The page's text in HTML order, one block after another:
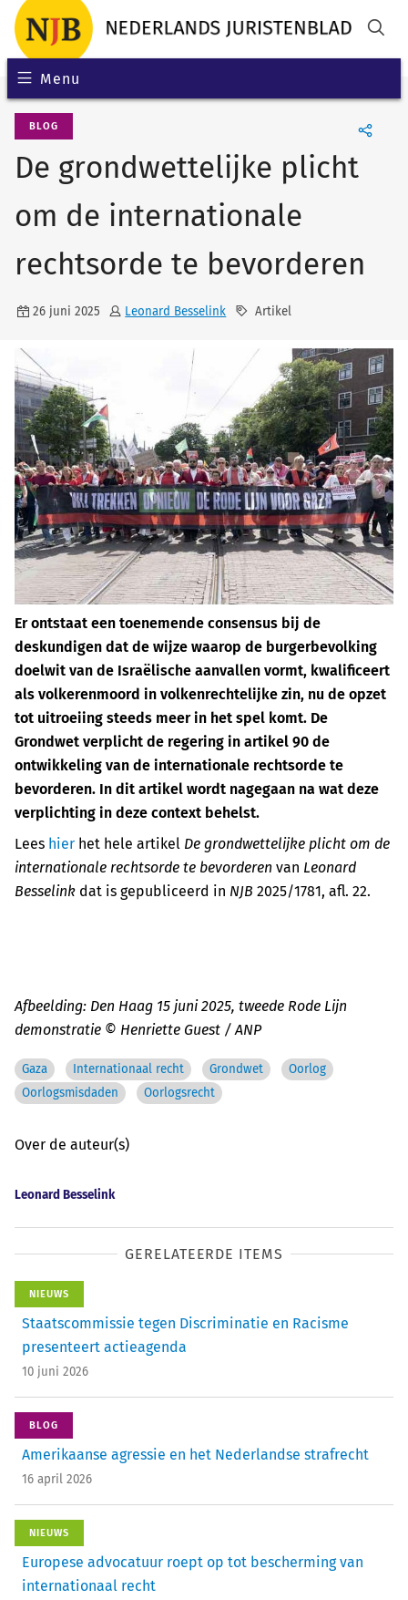
Menu
BLOG
De grondwettelijke plicht
om de internationale
rechtsorde te bevorderen
26 juni 2025 Leonard Besselink Artikel
Er ontstaat een toenemende consensus bij de
deskundigen dat de wijze waarop de burgerbevolking
doelwit van de Israëlische aanvallen vormt, kwalificeert
als volkerenmoord in volkenrechtelijke zin, nu de opzet
tot uitroeiing steeds meer in het spel komt. De
Grondwet verplicht de regering in artikel 90 de
ontwikkeling van de internationale rechtsorde te
bevorderen. In dit artikel wordt nagegaan na wat deze
verplichting in deze context behelst.
Lees hier het hele artikel De grondwettelijke plicht om de
internationale rechtsorde te bevorderen van Leonard
Besselink dat is gepubliceerd in NJB 2025/1781, afl. 22.
Afbeelding: Den Haag 15 juni 2025, tweede Rode Lijn
demonstratie © Henriette Guest / ANP
Gaza Internationaal recht Grondwet
Oorlog
Oorlogsmisdaden
Oorlogsrecht
Over de auteur(s)
Leonard Besselink
GERELATEERDE ITEMS
NIEUWS
Staatscommissie tegen Discriminatie en Racisme
presenteert actieagenda
10 juni 2026
BLOG
Amerikaanse agressie en het Nederlandse strafrecht
16 april 2026
NIEUWS
Europese advocatuur roept op tot bescherming van
internationaal recht